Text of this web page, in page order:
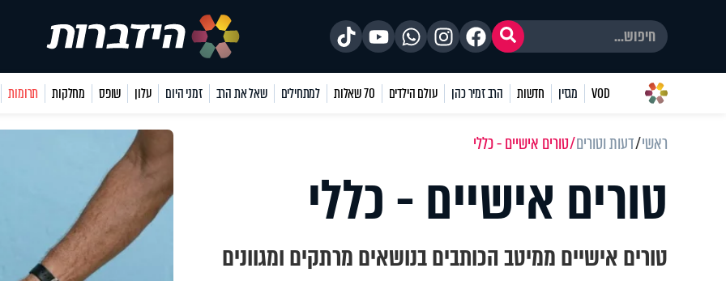
VOD מגזין חדשות הרב זמיר כהן עולם הילדים 70 שאלות למתחילים שאל את הרב זמני היום עלון שופס מחלקות תרומות
ראשי דעות וטורים טורים אישיים - כללי
טורים אישיים - כללי
טורים אישיים ממיטב הכותבים בנושאים מרתקים ומגוונים